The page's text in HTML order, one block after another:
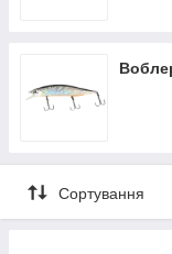
Сортування